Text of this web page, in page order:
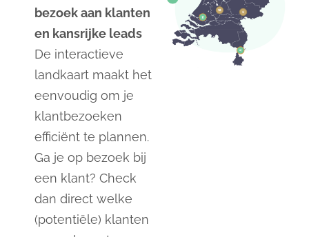
bezoek aan klanten
en kansrijke leads
De interactieve
landkaart maakt het
eenvoudig om je
klantbezoeken
efficiënt te plannen.
Ga je op bezoek bij
een klant? Check
dan direct welke
(potentiële) klanten